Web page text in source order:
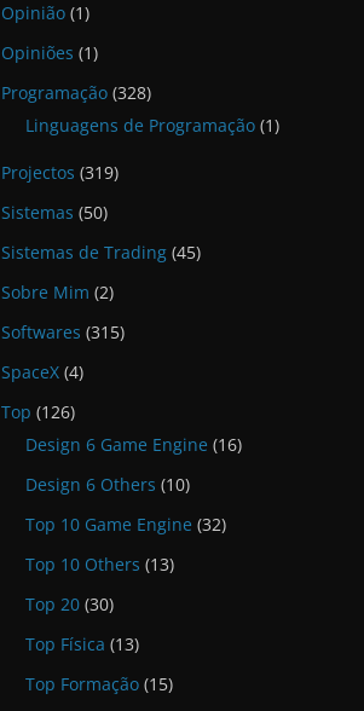
Opinião (1)
Opiniões (1)
Programação (328)
Linguagens de Programação (1)
Projectos (319)
Sistemas (50)
Sistemas de Trading (45)
Sobre Mim (2)
Softwares (315)
SpaceX (4)
Top (126)
Design 6 Game Engine (16)
Design 6 Others (10)
Top 10 Game Engine (32)
Top 10 Others (13)
Top 20 (30)
Top Física (13)
Top Formação (15)